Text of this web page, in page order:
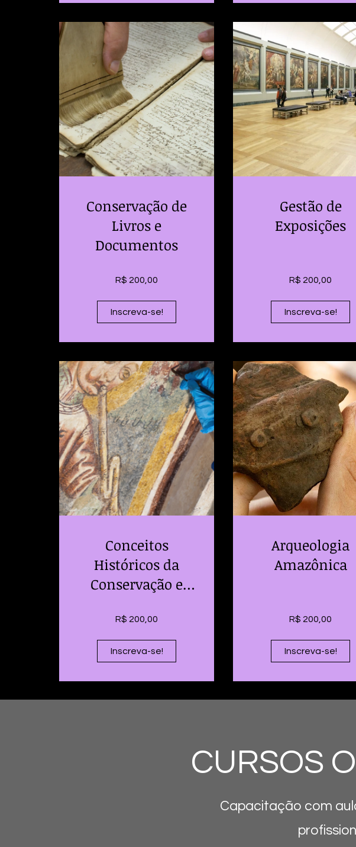
Conservação de
Livros e
Documentos
R$ 200,00
Inscreva-se!
Gestão de
Exposições
R$ 200,00
Inscreva-se!
Conceitos
Históricos da
Conservação e
R$ 200,00
Inscreva-se!
Arqueologia
Amazônica
R$ 200,00
Inscreva-se!
CURSOS
Capacitação com